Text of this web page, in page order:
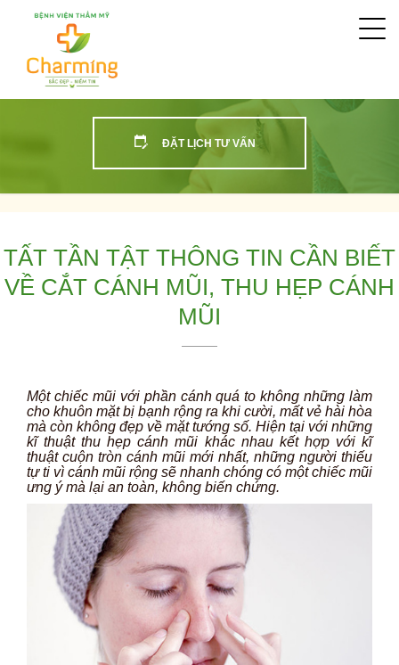
ĐẶT LỊCH TƯ VẤN
TẤT TẦN TẬT THÔNG TIN CẦN BIẾT
VỀ CẮT CÁNH MŨI, THU HẸP CÁNH
MŨI
Một chiếc mũi với phần cánh quá to không những làm
cho khuôn mặt bị bạnh rộng ra khi cười, mất vẻ hài hòa
mà còn không đẹp về mặt tướng số. Hiện tại với những
kĩ thuật thu hẹp cánh mũi khác nhau kết hợp với kĩ
thuật cuộn tròn cánh mũi mới nhất, những người thiếu
tự ti vì cánh mũi rộng sẽ nhanh chóng có một chiếc mũi
ưng ý mà lại an toàn, không biến chứng.